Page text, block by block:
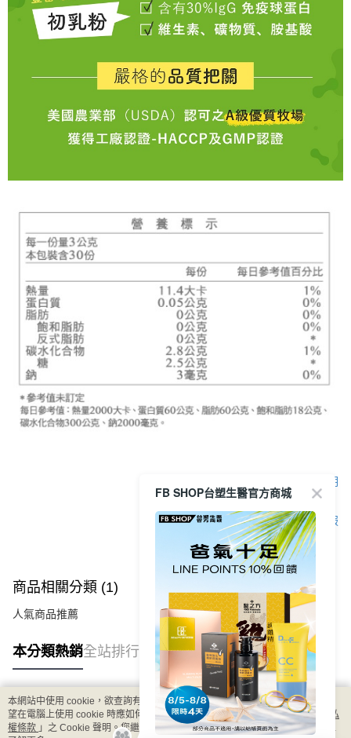
顯示電腦版詳細說明
客服
商品相關分類 (1)
人氣商品推薦
本分類熱銷全站排行
熱門標籤
本網站中使用 cookie，欲查詢有關本網站使用 cookie 方式之詳情，及若您不希
望在電腦上使用 cookie 時應如何變更電腦的 cookie 設定，請參閱本網站「
隱私
權條款 」之 Cookie 聲明。您繼續使用本網站即表示您同意本公司得按本網站使
FB SHOP台塑生醫官方商城